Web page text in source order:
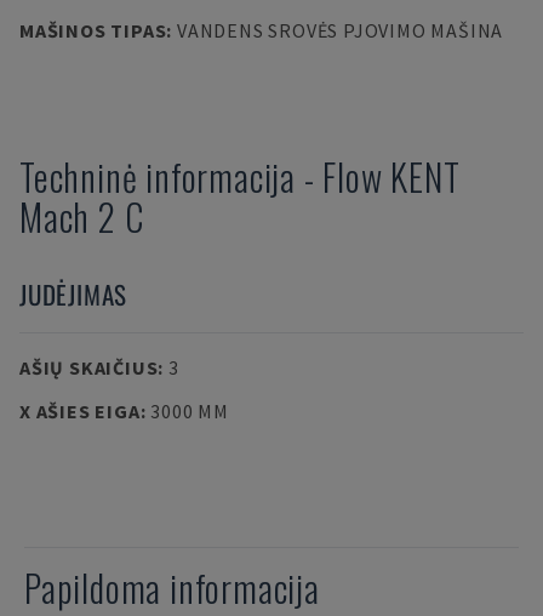
MAŠINOS TIPAS: VANDENS SROVĖS PJOVIMO MAŠINA
Techninė informacija - Flow KENT
Mach 2 C
JUDĖJIMAS
AŠIŲ SKAIČIUS: 3
X AŠIES EIGA: 3000 MM
Papildoma informacija